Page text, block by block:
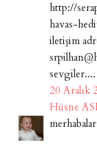
http://
havas-
iletişim
sevgiler....
20 Aralık
Hüsne